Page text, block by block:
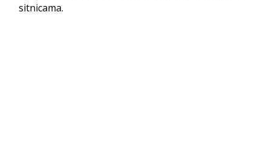
sitnicama.